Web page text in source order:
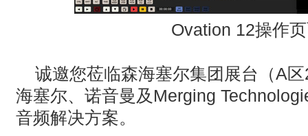
Ovation 12操作
诚邀您莅临森海塞尔集团展台（A
海塞尔、诺音曼及Merging
音频解决方案。